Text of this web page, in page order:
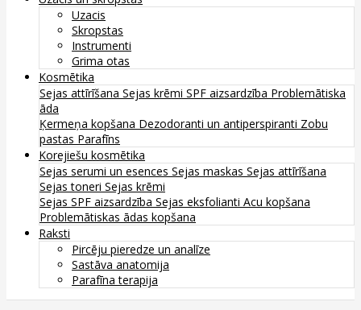
Uzacis
Skropstas
Instrumenti
Grima otas
Kosmētika
Sejas attīrīšana Sejas krēmi SPF aizsardzība Problemātiska
āda
Ķermeņa kopšana Dezodoranti un antiperspiranti Zobu
pastas Parafīns
Korejiešu kosmētika
Sejas serumi un esences Sejas maskas Sejas attīrīšana
Sejas toneri Sejas krēmi
Sejas SPF aizsardzība Sejas eksfolianti Acu kopšana
Problemātiskas ādas kopšana
Raksti
Pircēju pieredze un analīze
Sastāva anatomija
Parafīna terapija